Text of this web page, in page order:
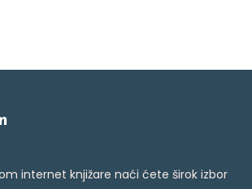
internet knjižare naći ćete širok izbor